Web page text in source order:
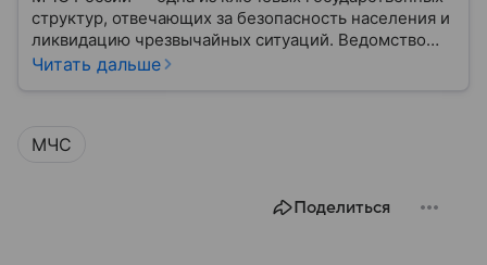
структур, отвечающих за безопасность населения и
ликвидацию чрезвычайных ситуаций. Ведомство
играет важную роль в защите граждан от
задачи выполняет и какую роль играет в
Читать дальше
МЧС
Поделиться